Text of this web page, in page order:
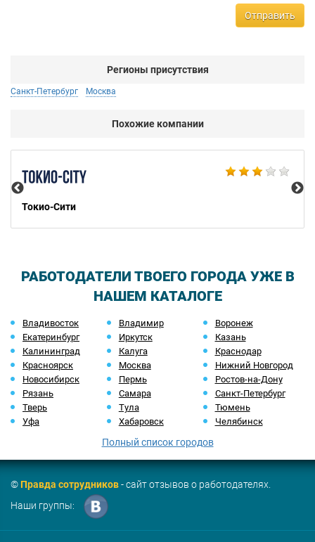
Отправить
Регионы присутствия
Санкт-Петербург Москва
Похожие компании
Токио-Сити
РАБОТОДАТЕЛИ ТВОЕГО ГОРОДА УЖЕ В
НАШЕМ КАТАЛОГЕ
Владивосток Владимир
Воронеж
Екатеринбург
Иркутск
Казань
Калининград
Калуга
Краснодар
Красноярск
Москва
Нижний Новгород
Новосибирск
Пермь
Ростов-на-Дону
Рязань
Самара
Санкт-Петербург
Тверь
Тула
Тюмень
Уфа
Хабаровск Челябинск
Полный список городов
©Правда сотрудников- сайт отзывов о работодателях.
Наши группы: